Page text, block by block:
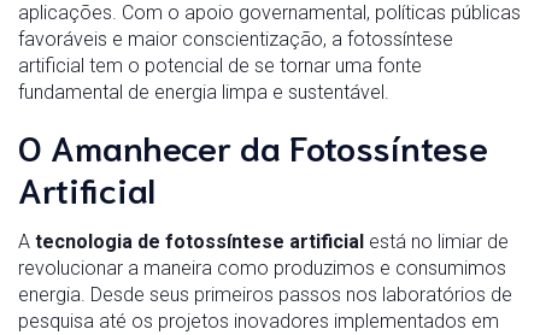
aplicações. Com o apoio governamental, políticas públicas
favoráveis e maior conscientização, a fotossíntese
artificial tem o potencial de se tornar uma fonte
fundamental de energia limpa e sustentável.
O Amanhecer da Fotossíntese
Artificial
A tecnologia de fotossíntese artificial está no limiar de
revolucionar a maneira como produzimos e consumimos
energia. Desde seus primeiros passos nos laboratórios de
pesquisa até os projetos inovadores implementados em